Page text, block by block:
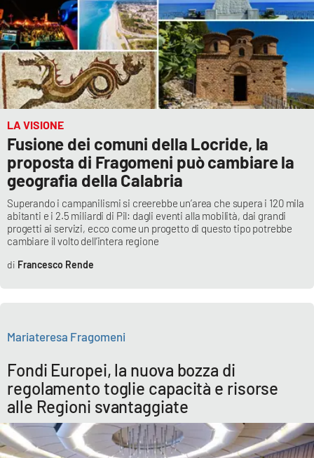
APP
Android
Apple
LA VISIONE
Fusione dei comuni della Locride, la
proposta di Fragomeni può cambiare la
geografia della Calabria
Superando i campanilismi si creerebbe un’area che supera i 120 mila
abitanti e i 2.5 miliardi di Pil: dagli eventi alla mobilità, dai grandi
progetti ai servizi, ecco come un progetto di questo tipo potrebbe
cambiare il volto dell’intera regione
Francesco Rende
Fondi Europei, la nuova bozza di
regolamento toglie capacità e risorse
alle Regioni svantaggiate
Mariateresa Fragomeni